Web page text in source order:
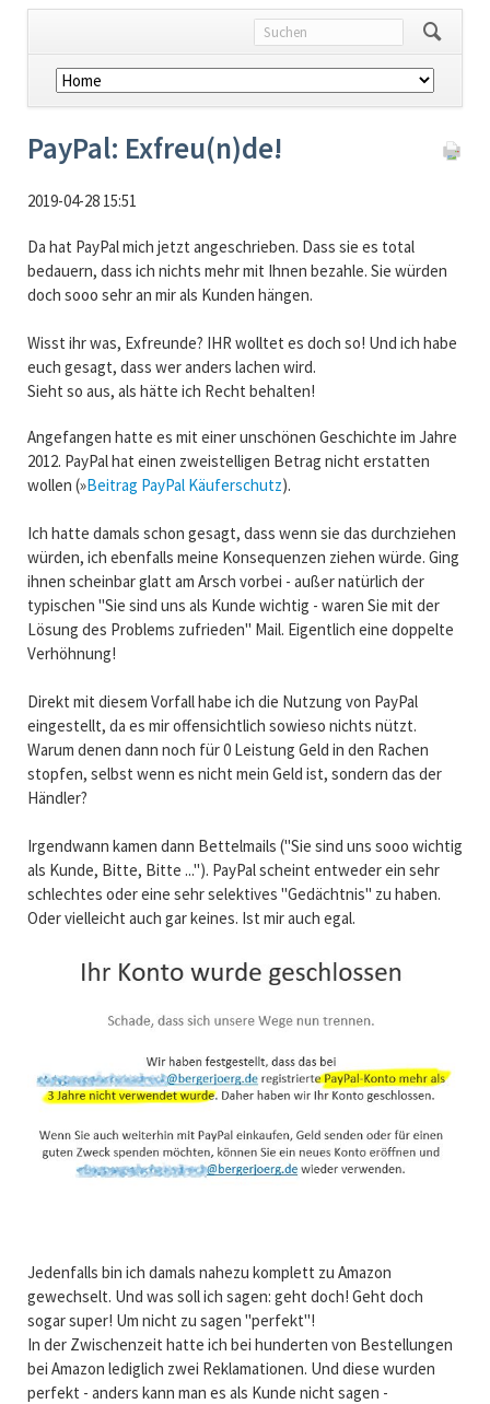
Navigation
überspringen
PayPal: Exfreu(n)de!
2019-04-28 15:51
Da hat PayPal mich jetzt angeschrieben. Dass sie es total
bedauern, dass ich nichts mehr mit Ihnen bezahle. Sie würden
doch sooo sehr an mir als Kunden hängen.
Wisst ihr was, Exfreunde? IHR wolltet es doch so! Und ich habe
euch gesagt, dass wer anders lachen wird.
Sieht so aus, als hätte ich Recht behalten!
Angefangen hatte es mit einer unschönen Geschichte im Jahre
2012. PayPal hat einen zweistelligen Betrag nicht erstatten
wollen (»Beitrag PayPal Käuferschutz).
Ich hatte damals schon gesagt, dass wenn sie das durchziehen
würden, ich ebenfalls meine Konsequenzen ziehen würde. Ging
ihnen scheinbar glatt am Arsch vorbei - außer natürlich der
typischen "Sie sind uns als Kunde wichtig - waren Sie mit der
Lösung des Problems zufrieden" Mail. Eigentlich eine doppelte
Verhöhnung!
Direkt mit diesem Vorfall habe ich die Nutzung von PayPal
eingestellt, da es mir offensichtlich sowieso nichts nützt.
Warum denen dann noch für 0 Leistung Geld in den Rachen
stopfen, selbst wenn es nicht mein Geld ist, sondern das der
Händler?
Irgendwann kamen dann Bettelmails ("Sie sind uns sooo wichtig
als Kunde, Bitte, Bitte ..."). PayPal scheint entweder ein sehr
schlechtes oder eine sehr selektives "Gedächtnis" zu haben.
Oder vielleicht auch gar keines. Ist mir auch egal.
Jedenfalls bin ich damals nahezu komplett zu Amazon
gewechselt. Und was soll ich sagen: geht doch! Geht doch
sogar super! Um nicht zu sagen "perfekt"!
In der Zwischenzeit hatte ich bei hunderten von Bestellungen
bei Amazon lediglich zwei Reklamationen. Und diese wurden
perfekt - anders kann man es als Kunde nicht sagen -